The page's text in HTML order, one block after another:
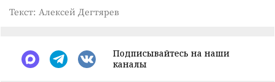
Текст: Алексей Дегтярев
Подписывайтесь на наши
каналы